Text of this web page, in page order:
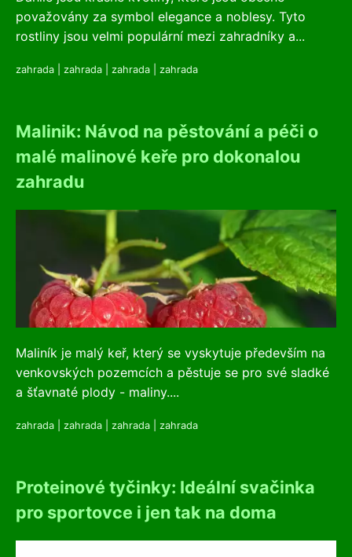
považovány za symbol elegance a noblesy. Tyto
rostliny jsou velmi populární mezi zahradníky a...
zahrada zahrada zahrada zahrada
Malinik: Návod na pěstování a péči o
malé malinové keře pro dokonalou
zahradu
Maliník je malý keř, který se vyskytuje především na
venkovských pozemcích a pěstuje se pro své sladké
a šťavnaté plody - maliny....
zahrada zahrada zahrada zahrada
Proteinové tyčinky: Ideální svačinka
pro sportovce i jen tak na doma